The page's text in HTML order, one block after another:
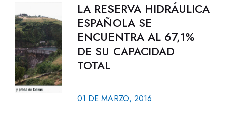
LA RESERVA HIDRÁULICA
ESPAÑOLA SE
ENCUENTRA AL 67,1%
DE SU CAPACIDAD
TOTAL
01 DE MARZO, 2016